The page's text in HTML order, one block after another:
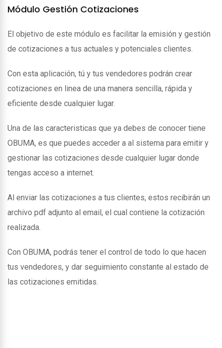
Módulo Gestión Cotizaciones
El objetivo de este módulo es facilitar la emisión y gestión
de cotizaciones a tus actuales y potenciales clientes.
Con esta aplicación, tú y tus vendedores podrán crear
cotizaciones en linea de una manera sencilla, rápida y
eficiente desde cualquier lugar.
Una de las caracteristicas que ya debes de conocer tiene
OBUMA, es que puedes acceder a al sistema para emitir y
gestionar las cotizaciones desde cualquier lugar donde
tengas acceso a internet.
Al enviar las cotizaciones a tus clientes, estos recibirán un
archivo pdf adjunto al email, el cual contiene la cotización
realizada.
Con OBUMA, podrás tener el control de todo lo que hacen
tus vendedores, y dar seguimiento constante al estado de
las cotizaciones emitidas.